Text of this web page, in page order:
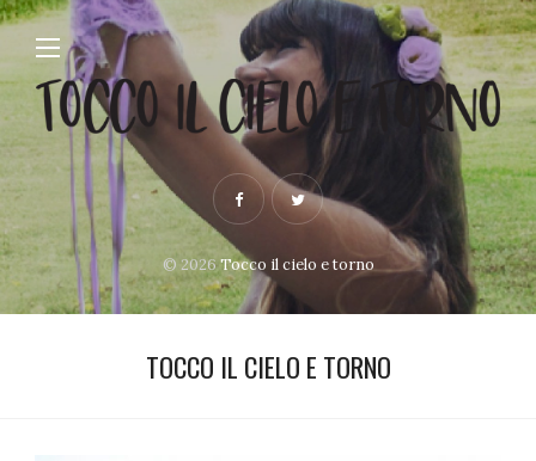
© 2026Tocco il cielo e torno
TOCCO IL CIELO E TORNO